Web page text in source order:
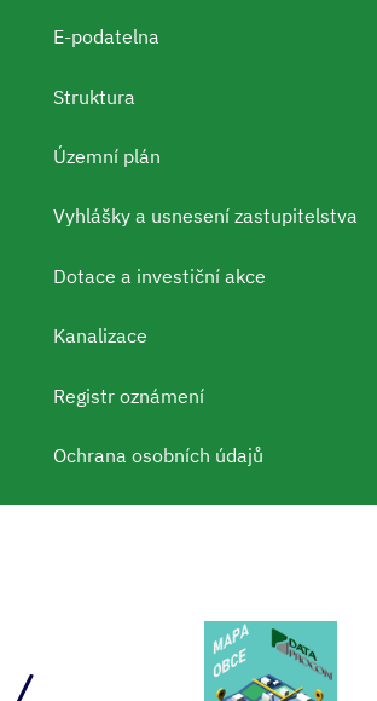
E-podatelna
Struktura
Územní plán
Vyhlášky a usnesení zastupitelstva
Dotace a investiční akce
Kanalizace
Registr oznámení
Ochrana osobních údajů